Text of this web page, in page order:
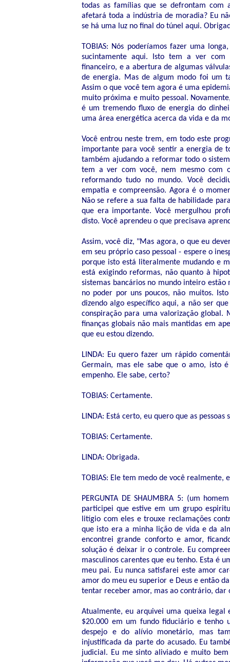
todas as famílias que se defrontam com
afetará toda a indústria de moradia? Eu
se há uma luz no final do túnel aqui.
TOBIAS: Nós poderíamos fazer uma
sucintamente aqui. Isto tem a ver
financeiro, e a abertura de algumas
de energia. Mas de algum modo foi um
Assim o que você tem agora é uma
muito próxima e muito pessoal.
é um tremendo fluxo de energia do
uma área energética acerca da vida e da
Você entrou neste trem, em todo este
importante para você sentir a energia de
também ajudando a reformar todo o
tem a ver com você, nem mesmo com
reformando tudo no mundo. Você
empatia e compreensão. Agora é o
Não se refere a sua falta de habilidade
que era importante. Você mergulhou
disto. Você aprendeu o que precisava
Assim, você diz, "Mas agora, o que eu
em seu próprio caso pessoal - espere o
porque isto está literalmente mudando e
está exigindo reformas, não quanto à
sistemas bancários no mundo inteiro
no poder por uns poucos, não muitos.
dizendo algo específico aqui, a não ser
conspiração para uma valorização global.
finanças globais não mais mantidas em
que eu estou dizendo.
LINDA: Eu quero fazer um rápido
Germain, mas ele sabe que o amo, isto
empenho. Ele sabe, certo?
TOBIAS: Certamente.
LINDA: Está certo, eu quero que as
TOBIAS: Certamente.
LINDA: Obrigada.
TOBIAS: Ele tem medo de você realmente,
PERGUNTA DE SHAUMBRA 5: (um
participei que estive em um grupo
litígio com eles e trouxe reclamações
que isto era a minha lição de vida e da
encontrei grande conforto e amor,
solução é deixar ir o controle. Eu
masculinos carentes que eu tenho. Esta é
meu pai. Eu nunca satisfarei este amor
amor do meu eu superior e Deus e então
tentar receber amor, mas ao contrário,
Atualmente, eu arquivei uma queixa legal
$20.000 em um fundo fiduciário e tenho
despejo e do alívio monetário, mas
injustificada da parte do acusado. Eu
judicial. Eu me sinto aliviado e muito